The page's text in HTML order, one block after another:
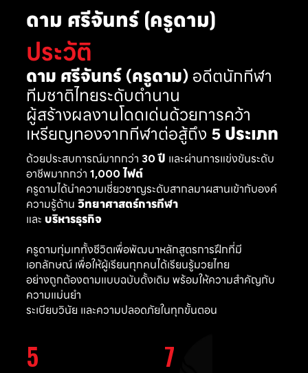
ดาม ศรีจันทร์ (ครูดาม)
ประวัติ
ดาม ศรีจันทร์ (ครูดาม)อดีตนักกีฬา
ทีมชาติไทยระดับตำนาน
ผู้สร้างผลงานโดดเด่นด้วยการคว้า
เหรียญทองจากกีฬาต่อสู้ถึง 5 ประเภท
ด้วยประสบการณ์มากกว่า 30 ปี และผ่านการแข่งขันระดับ
อาชีพมากกว่า 1,000 ไฟต์
ครูดามได้นำความเชี่ยวชาญระดับสากลมาผสานเข้ากับองค์
ความรู้ด้าน วิทยาศาสตร์การกีฬา
และ บริหารธุรกิจ
ครูดามทุ่มเททั้งชีวิตเพื่อพัฒนาหลักสูตรการฝึกที่มี
เอกลักษณ์ เพื่อให้ผู้เรียนทุกคนได้เรียนรู้มวยไทย
อย่างถูกต้องตามแบบฉบับดั้งเดิม พร้อมให้ความสำคัญกับ
ความแม่นยำ
ระเบียบวินัย และความปลอดภัยในทุกขั้นตอน
5 7